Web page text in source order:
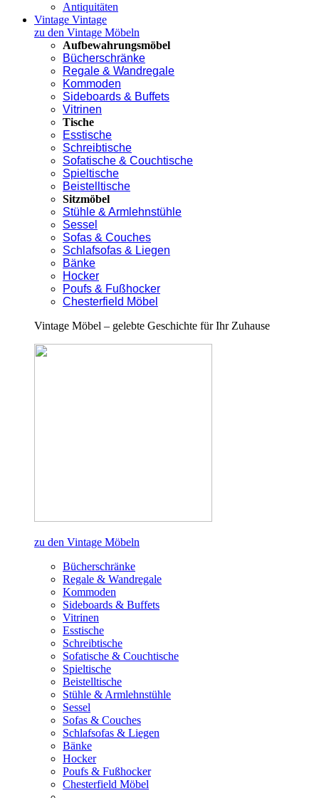
Antiquitäten
Vintage Vintage
zu den Vintage Möbeln
Aufbewahrungsmöbel
Bücherschränke
Regale & Wandregale
Kommoden
Sideboards & Buffets
Vitrinen
Tische
Esstische
Schreibtische
Sofatische & Couchtische
Spieltische
Beistelltische
Sitzmöbel
Stühle & Armlehnstühle
Sessel
Sofas & Couches
Schlafsofas & Liegen
Bänke
Hocker
Poufs & Fußhocker
Chesterfield Möbel
Vintage Möbel – gelebte Geschichte für Ihr Zuhause
zu den Vintage Möbeln
Bücherschränke
Regale & Wandregale
Kommoden
Sideboards & Buffets
Vitrinen
Esstische
Schreibtische
Sofatische & Couchtische
Spieltische
Beistelltische
Stühle & Armlehnstühle
Sessel
Sofas & Couches
Schlafsofas & Liegen
Bänke
Hocker
Poufs & Fußhocker
Chesterfield Möbel